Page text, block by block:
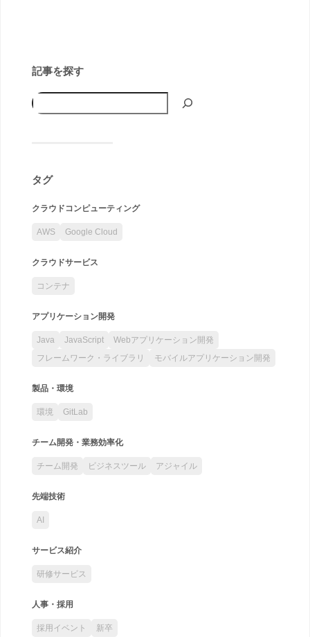
記事を探す
タグ
クラウドコンピューティング
AWS Google Cloud
クラウドサービス
コンテナ
アプリケーション開発
Java JavaScript
Webアプリケーション開発
フレームワーク・ライブラリ
モバイルアプリケーション開発
製品・環境
環境 GitLab
チーム開発・業務効率化
チーム開発 ビジネスツール アジャイル
先端技術
AI
サービス紹介
研修サービス
人事・採用
採用イベント 新卒